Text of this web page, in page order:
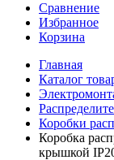
Сравнение
Избранное
Корзина
Главная
Каталог
Коробки
Коробка
крышкой